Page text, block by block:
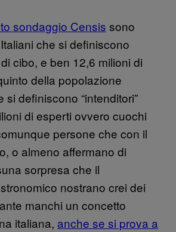
sondaggio Censis sono
che si definiscono
cibo, e ben 12,6 milioni di
della popolazione
si definiscono “intenditori”
di esperti ovvero cuochi
persone che con il
o almeno affermano di
sorpresa che il
nostrano crei dei
manchi un concetto
italiana, anche se si prova a